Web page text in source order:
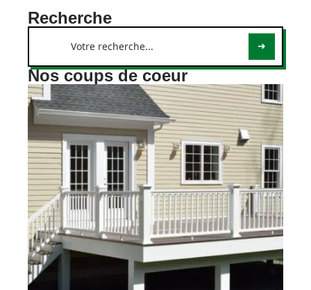
Recherche
Nos coups de coeur